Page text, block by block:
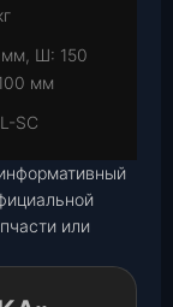
Ш: 150
мм
SC
или